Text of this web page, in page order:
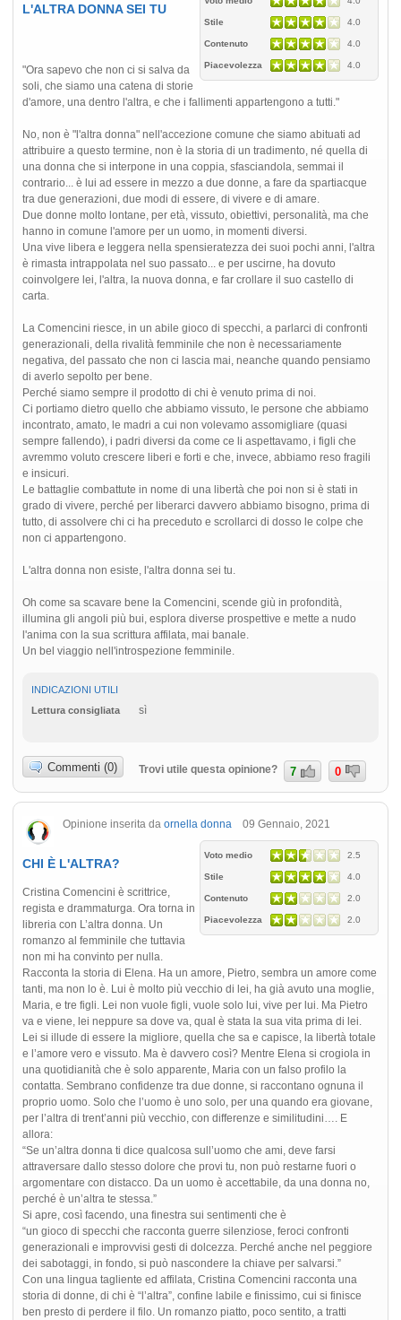
Stile 4.0
Contenuto 4.0
Piacevolezza 4.0
L'ALTRA DONNA SEI TU
"Ora sapevo che non ci si salva da
soli, che siamo una catena di storie
d'amore, una dentro l'altra, e che i fallimenti appartengono a tutti."
No, non è "l'altra donna" nell'accezione comune che siamo abituati ad
attribuire a questo termine, non è la storia di un tradimento, né quella di
una donna che si interpone in una coppia, sfasciandola, semmai il
contrario... è lui ad essere in mezzo a due donne, a fare da spartiacque
tra due generazioni, due modi di essere, di vivere e di amare.
Due donne molto lontane, per età, vissuto, obiettivi, personalità, ma che
hanno in comune l'amore per un uomo, in momenti diversi.
Una vive libera e leggera nella spensieratezza dei suoi pochi anni, l'altra
è rimasta intrappolata nel suo passato... e per uscirne, ha dovuto
coinvolgere lei, l'altra, la nuova donna, e far crollare il suo castello di
carta.
La Comencini riesce, in un abile gioco di specchi, a parlarci di confronti
generazionali, della rivalità femminile che non è necessariamente
negativa, del passato che non ci lascia mai, neanche quando pensiamo
di averlo sepolto per bene.
Perché siamo sempre il prodotto di chi è venuto prima di noi.
Ci portiamo dietro quello che abbiamo vissuto, le persone che abbiamo
incontrato, amato, le madri a cui non volevamo assomigliare (quasi
sempre fallendo), i padri diversi da come ce li aspettavamo, i figli che
avremmo voluto crescere liberi e forti e che, invece, abbiamo reso fragili
e insicuri.
Le battaglie combattute in nome di una libertà che poi non si è stati in
grado di vivere, perché per liberarci davvero abbiamo bisogno, prima di
tutto, di assolvere chi ci ha preceduto e scrollarci di dosso le colpe che
non ci appartengono.
L'altra donna non esiste, l'altra donna sei tu.
Oh come sa scavare bene la Comencini, scende giù in profondità,
illumina gli angoli più bui, esplora diverse prospettive e mette a nudo
l'anima con la sua scrittura affilata, mai banale.
Un bel viaggio nell'introspezione femminile.
INDICAZIONI UTILI
Lettura consigliata
sì
Commenti (0) Trovi utile questa opinione? 7 0
Opinione inserita da ornella donna 09 Gennaio, 2021
Voto medio 2.5
Stile 4.0
Contenuto 2.0
Piacevolezza 2.0
CHI È L'ALTRA?
Cristina Comencini è scrittrice,
regista e drammaturga. Ora torna in
libreria con L’altra donna. Un
romanzo al femminile che tuttavia
non mi ha convinto per nulla.
Racconta la storia di Elena. Ha un amore, Pietro, sembra un amore come
tanti, ma non lo è. Lui è molto più vecchio di lei, ha già avuto una moglie,
Maria, e tre figli. Lei non vuole figli, vuole solo lui, vive per lui. Ma Pietro
va e viene, lei neppure sa dove va, qual è stata la sua vita prima di lei.
Lei si illude di essere la migliore, quella che sa e capisce, la libertà totale
e l’amore vero e vissuto. Ma è davvero così? Mentre Elena si crogiola in
una quotidianità che è solo apparente, Maria con un falso profilo la
contatta. Sembrano confidenze tra due donne, si raccontano ognuna il
proprio uomo. Solo che l’uomo è uno solo, per una quando era giovane,
per l’altra di trent’anni più vecchio, con differenze e similitudini…. E
allora:
“Se un’altra donna ti dice qualcosa sull’uomo che ami, deve farsi
attraversare dallo stesso dolore che provi tu, non può restarne fuori o
argomentare con distacco. Da un uomo è accettabile, da una donna no,
perché è un’altra te stessa.”
Si apre, così facendo, una finestra sui sentimenti che è
“un gioco di specchi che racconta guerre silenziose, feroci confronti
generazionali e improvvisi gesti di dolcezza. Perché anche nel peggiore
dei sabotaggi, in fondo, si può nascondere la chiave per salvarsi.”
Con una lingua tagliente ed affilata, Cristina Comencini racconta una
storia di donne, di chi è “l’altra”, confine labile e finissimo, cui si finisce
ben presto di perdere il filo. Un romanzo piatto, poco sentito, a tratti